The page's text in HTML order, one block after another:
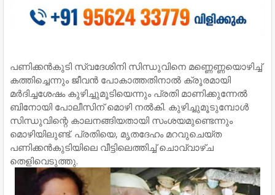
പണിക്കന്‍കുടി സ്വദേശിനി സിന്ധുവിനെ മണ്ണെണ്ണയൊഴിച്ച്
കത്തിച്ചെന്നും ജീവന്‍ പോകാത്തതിനാല്‍ ക്രൂരമായി
മര്‍ദിച്ചശേഷം കുഴിച്ചുമൂടിയെന്നും പ്രതി മാണിക്കുന്നേല്‍
ബിനോയി പോലീസിന് മൊഴി നല്‍കി. കുഴിച്ചുമൂടുമ്പോള്‍
സിന്ധുവിന്റെ കാലനങ്ങിയതായി സംശയമുണ്ടെന്നും
മൊഴിയിലുണ്ട്. പ്രതിയെ, മൃതദേഹം മറവുചെയ്ത
പണിക്കന്‍കുടിയിലെ വീട്ടിലെത്തിച്ച് ചൊവ്വാഴ്ച
തെളിവെടുത്തു.